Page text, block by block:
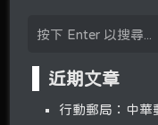
近期文章
行動郵局：中華